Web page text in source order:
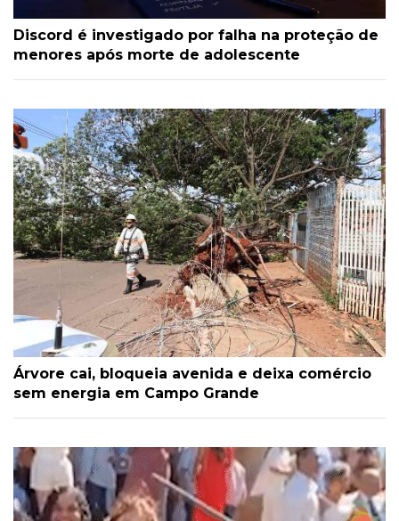
Discord é investigado por falha na proteção de
menores após morte de adolescente
Árvore cai, bloqueia avenida e deixa comércio
sem energia em Campo Grande